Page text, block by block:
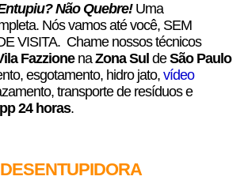
Não Quebre!Uma
Nós vamos até você, SEM
VISITA. Chame nossos técnicos
Fazzione naZona Sul deSão Paulo
esgotamento, hidro jato, vídeo
transporte de resíduos e
24 horas.
DESENTUPIDORA